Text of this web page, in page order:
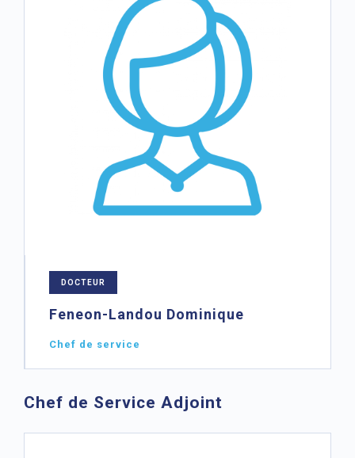
DOCTEUR
Feneon-Landou Dominique
Chef de service
Chef de Service Adjoint